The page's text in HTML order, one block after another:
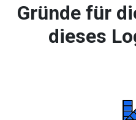
Gründe für
dieses